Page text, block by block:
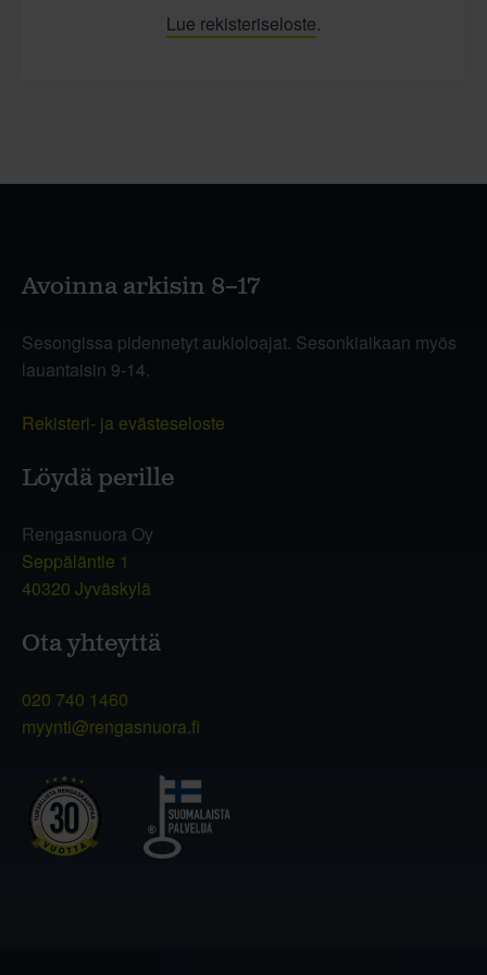
Lue rekisteriseloste.
Avoinna arkisin 8–17
Sesongissa pidennetyt aukioloajat. Sesonkiaikaan myös
lauantaisin 9-14.
Rekisteri- ja evästeseloste
Löydä perille
Rengasnuora Oy
Seppäläntie 1
40320 Jyväskylä
Ota yhteyttä
020 740 1460
myynti@rengasnuora.fi